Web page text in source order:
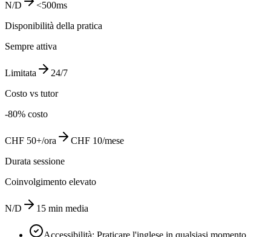
N/D
<500ms
Disponibilità della pratica
Sempre attiva
Limitata
24/7
Costo vs tutor
-80% costo
CHF 50+/ora
CHF 10/mese
Durata sessione
Coinvolgimento elevato
N/D 15 min media
Accessibilità: Praticare l'inglese in qualsiasi momento